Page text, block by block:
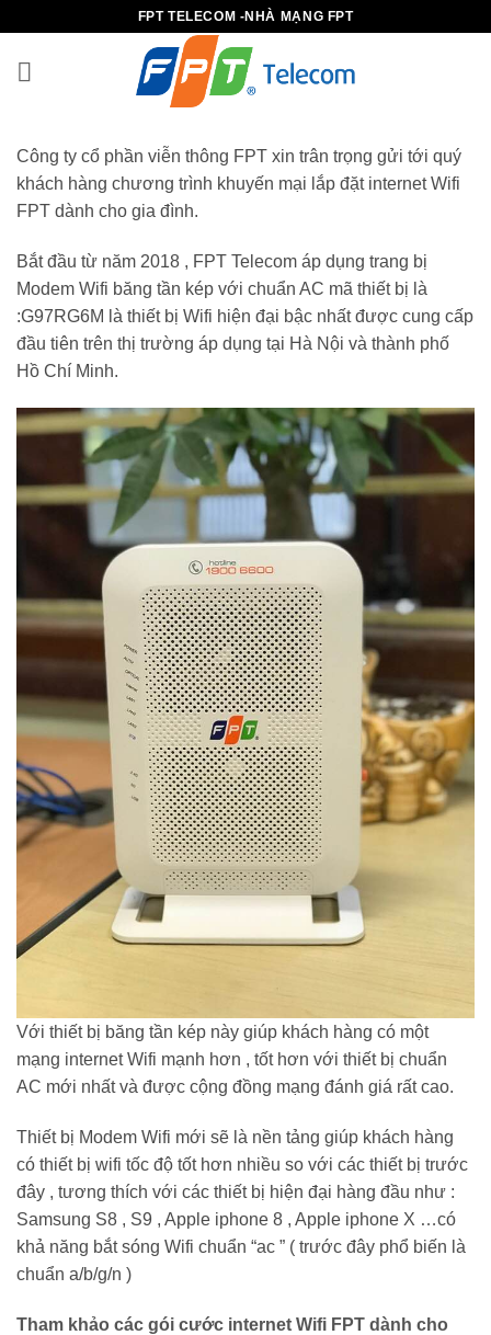
nội
FPT TELECOM -NHÀ MẠNG FPT
Công ty cổ phần viễn thông FPT xin trân trọng gửi tới quý
khách hàng chương trình khuyến mại lắp đặt internet Wifi
FPT dành cho gia đình.
Bắt đầu từ năm 2018 , FPT Telecom áp dụng trang bị
Modem Wifi băng tần kép với chuẩn AC mã thiết bị là
:G97RG6M là thiết bị Wifi hiện đại bậc nhất được cung cấp
đầu tiên trên thị trường áp dụng tại Hà Nội và thành phố
Hồ Chí Minh.
Với thiết bị băng tần kép này giúp khách hàng có một
mạng internet Wifi mạnh hơn , tốt hơn với thiết bị chuẩn
AC mới nhất và được cộng đồng mạng đánh giá rất cao.
Thiết bị Modem Wifi mới sẽ là nền tảng giúp khách hàng
có thiết bị wifi tốc độ tốt hơn nhiều so với các thiết bị trước
đây , tương thích với các thiết bị hiện đại hàng đầu như :
Samsung S8 , S9 , Apple iphone 8 , Apple iphone X …có
khả năng bắt sóng Wifi chuẩn “ac ” ( trước đây phổ biến là
chuẩn a/b/g/n )
Tham khảo các gói cước internet Wifi FPT dành cho